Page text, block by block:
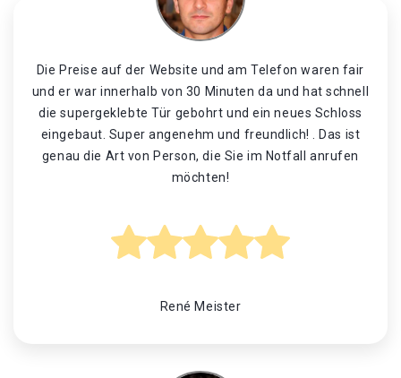
Die Preise auf der Website und am Telefon waren fair
und er war innerhalb von 30 Minuten da und hat schnell
die supergeklebte Tür gebohrt und ein neues Schloss
eingebaut. Super angenehm und freundlich! . Das ist
genau die Art von Person, die Sie im Notfall anrufen
möchten!
René Meister